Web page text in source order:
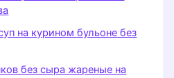
на курином бульоне без
без сыра жареные на